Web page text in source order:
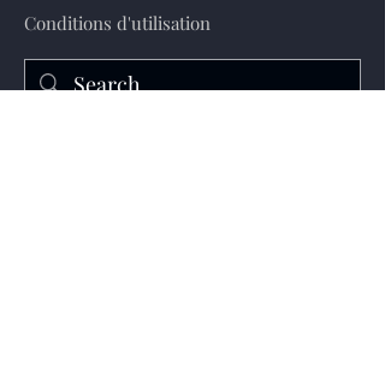
Conditions d'utilisation